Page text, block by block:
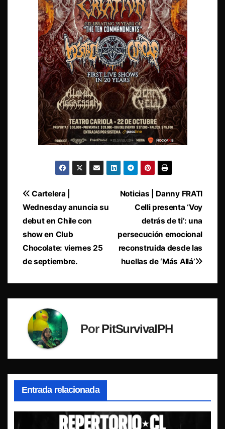
Navegación
de
entradas
Noticias | Danny FRATI
Celli presenta ‘Voy
detrás de ti’: una
persecución emocional
reconstruida desde las
huellas de ‘Más Allá’
Cartelera |
Wednesday anuncia su
debut en Chile con
show en Club
Chocolate: viernes 25
de septiembre.
PorPitSurvivalPH
Entrada relacionada